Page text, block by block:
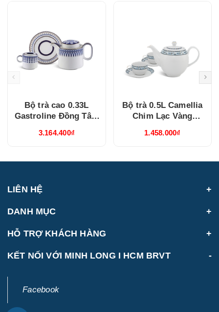
Bộ trà cao 0.33L
Gastroline Đồng Tâm
(68334147003)
3.164.400₫
Bộ trà 0.5L Camellia
Chim Lạc Vàng
1.458.000₫
LIÊN HỆ
DANH MỤC
HỖ TRỢ KHÁCH HÀNG
KẾT NỐI VỚI MINH LONG I HCM BRVT
Facebook